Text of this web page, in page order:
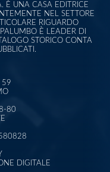
È UNA CASA EDITRICE
NEL SETTORE
RIGUARDO
È LEADER DI
STORICO CONTA
59
80
DIGITALE